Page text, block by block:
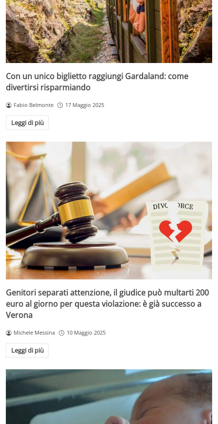
Con un unico biglietto raggiungi Gardaland: come
divertirsi risparmiando
Fabio Belmonte 17 Maggio 2025
Leggi di più
Genitori separati attenzione, il giudice può multarti 200
euro al giorno per questa violazione: è già successo a
Verona
Michele Messina 10 Maggio 2025
Leggi di più